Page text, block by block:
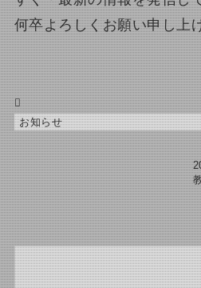
何卒よろしくお願い申し上
お知らせ